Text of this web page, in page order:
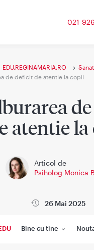
021
EDU.REGINAMARIA.RO
de deficit de atentie la copii
atentie
Articol de
Psiholog Monica
26 Mai 2025
Bine cu tine